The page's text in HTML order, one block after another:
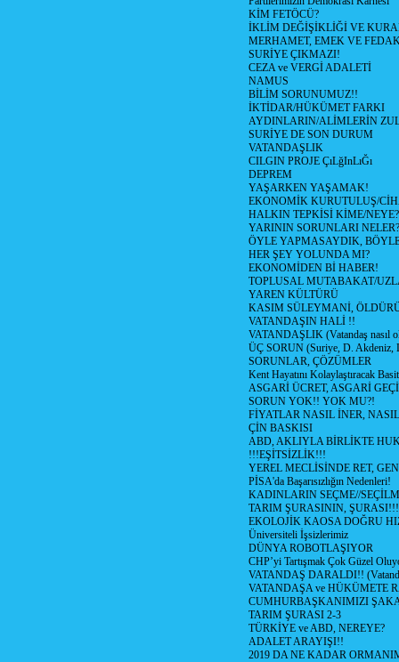
KİM FETÖCÜ?
İKLİM DEĞİŞİKLİĞİ VE
MERHAMET, EMEK VE
SURİYE ÇIKMAZI!
CEZA ve VERGİ ADALETİ
NAMUS
BİLİM SORUNUMUZ!!
İKTİDAR/HÜKÜMET FARKI
AYDINLARIN/ALİMLERİN
SURİYE DE SON DURUM
VATANDAŞLIK
CILGIN PROJE ÇıLğInLıĞı
DEPREM
YAŞARKEN YAŞAMAK!
EKONOMİK KURUTULUŞ/
HALKIN TEPKİSİ KİME/NEYE?
YARININ SORUNLARI NELER?
ÖYLE YAPMASAYDIK,
HER ŞEY YOLUNDA MI?
EKONOMİDEN Bİ HABER!
TOPLUSAL MUTABAKAT/
YAREN KÜLTÜRÜ
KASIM SÜLEYMANİ,
VATANDAŞIN HALİ !!
VATANDAŞLIK (Vatandaş nasıl
ÜÇ SORUN (Suriye, D. Akdeniz,
SORUNLAR, ÇÖZÜMLER
Kent Hayatını Kolaylaştıracak
ASGARİ ÜCRET, ASGARİ
SORUN YOK!! YOK MU?!
FİYATLAR NASIL İNER,
ÇİN BASKISI
ABD, AKLIYLA BİRLİKTE
!!!EŞİTSİZLİK!!!
YEREL MECLİSİNDE RET,
PİSA'da Başarısızlığın Nedenleri!
KADINLARIN SEÇME//
TARIM ŞURASININ, ŞURASI!!!
EKOLOJİK KAOSA DOĞRU
Üniversiteli İşsizlerimiz
DÜNYA ROBOTLAŞIYOR
CHP’yi Tartışmak Çok Güzel
VATANDAŞ DARALDI!!
VATANDAŞA ve HÜKÜMETE
CUMHURBAŞKANIMIZI
TARIM ŞURASI 2-3
TÜRKİYE ve ABD, NEREYE?
ADALET ARAYIŞI!!
2019 DA NE KADAR